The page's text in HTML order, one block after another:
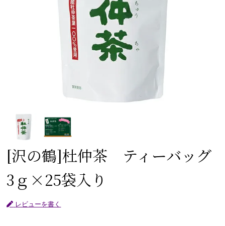
[沢の鶴]杜仲茶 ティーバッグ
3ｇ×25袋入り
レビューを書く